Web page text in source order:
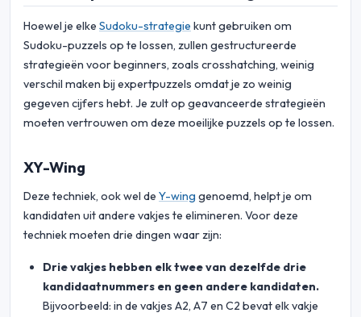
Hoewel je elke Sudoku-strategie kunt gebruiken om
Sudoku-puzzels op te lossen, zullen gestructureerde
strategieën voor beginners, zoals crosshatching, weinig
verschil maken bij expertpuzzels omdat je zo weinig
gegeven cijfers hebt. Je zult op geavanceerde strategieën
moeten vertrouwen om deze moeilijke puzzels op te lossen.
XY-Wing
Deze techniek, ook wel de Y-wing genoemd, helpt je om
kandidaten uit andere vakjes te elimineren. Voor deze
techniek moeten drie dingen waar zijn:
Drie vakjes hebben elk twee van dezelfde drie
kandidaatnummers en geen andere kandidaten.
Bijvoorbeeld: in de vakjes A2, A7 en C2 bevat elk vakje